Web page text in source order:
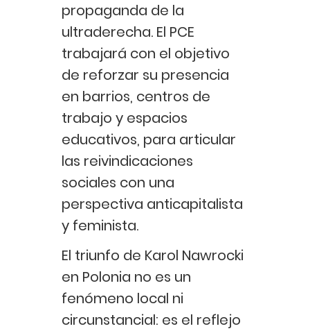
propaganda de la
ultraderecha. El PCE
trabajará con el objetivo
de reforzar su presencia
en barrios, centros de
trabajo y espacios
educativos, para articular
las reivindicaciones
sociales con una
perspectiva anticapitalista
y feminista.
El triunfo de Karol Nawrocki
en Polonia no es un
fenómeno local ni
circunstancial: es el reflejo